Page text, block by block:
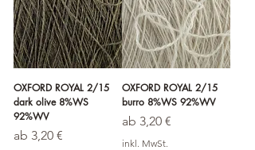
OXFORD ROYAL 2/15
dark olive 8%WS
92%WV
ab 3,20 €
Sale-Preis
OXFORD ROYAL 2/15
burro 8%WS 92%WV
ab 3,20 €
Sale-Preis
inkl. MwSt.